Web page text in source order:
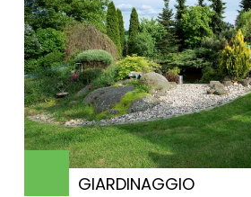
GIARDINAGGIO